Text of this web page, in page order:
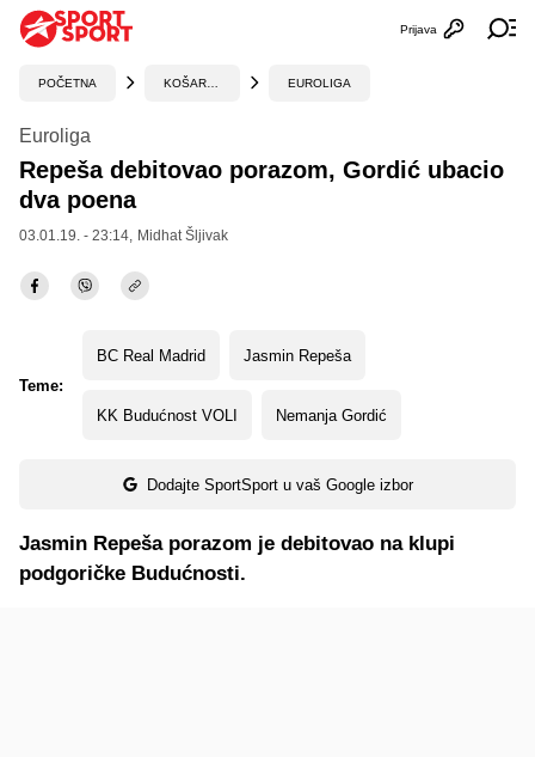
Otvori
Prijava
POČETNA EUROLIGA
Euroliga
Repeša debitovao porazom, Gordić ubacio
dva poena
03.01.19. - 23:14, Midhat Šljivak
Teme:
BC Real Madrid Jasmin Repeša
KK Budućnost VOLI Nemanja Gordić
Dodajte SportSport u vaš Google izbor
Jasmin Repeša porazom je debitovao na klupi
podgoričke Budućnosti.